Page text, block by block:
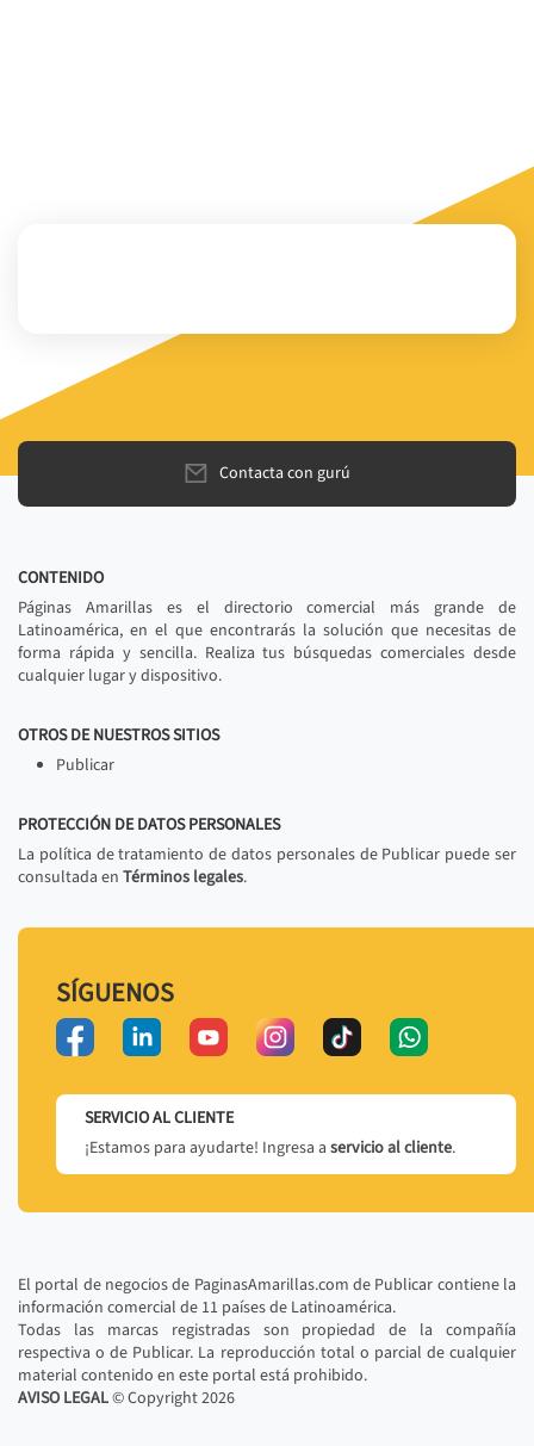
Contacta con gurú
CONTENIDO
Páginas Amarillas es el directorio comercial más grande de
Latinoamérica, en el que encontrarás la solución que necesitas de
forma rápida y sencilla. Realiza tus búsquedas comerciales desde
cualquier lugar y dispositivo.
OTROS DE NUESTROS SITIOS
Publicar
PROTECCIÓN DE DATOS PERSONALES
La política de tratamiento de datos personales de Publicar puede ser
consultada en Términos legales.
SÍGUENOS
SERVICIO AL CLIENTE
¡Estamos para ayudarte! Ingresa a servicio al cliente.
El portal de negocios de PaginasAmarillas.com de Publicar contiene la
información comercial de 11 países de Latinoamérica.
Todas las marcas registradas son propiedad de la compañía
respectiva o de Publicar. La reproducción total o parcial de cualquier
material contenido en este portal está prohibido.
AVISO LEGAL© Copyright2026